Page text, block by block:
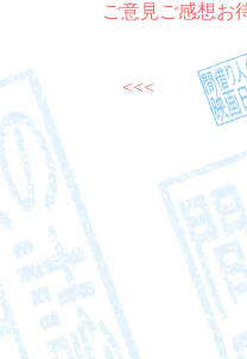
ご意見ご感想お
<<<